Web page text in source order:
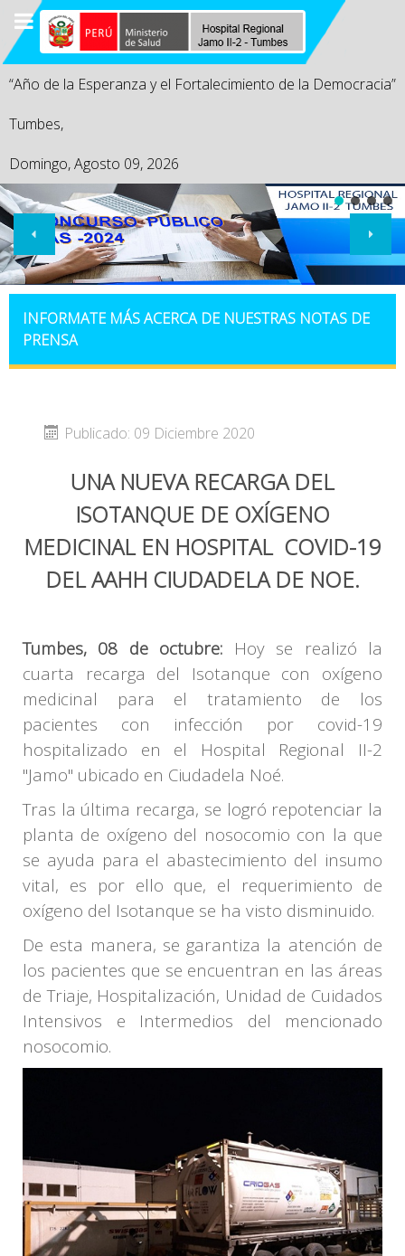
“Año de la Esperanza y el Fortalecimiento de la Democracia”
Tumbes,
Domingo, Agosto 09, 2026
INFORMATE MÁS ACERCA DE NUESTRAS NOTAS DE
PRENSA
Publicado: 09 Diciembre 2020
UNA NUEVA RECARGA DEL
ISOTANQUE DE OXÍGENO
MEDICINAL EN HOSPITAL COVID-19
DEL AAHH CIUDADELA DE NOE.
Tumbes, 08 de octubre: Hoy se realizó la
cuarta recarga del Isotanque con oxígeno
medicinal para el tratamiento de los
pacientes con infección por covid-19
hospitalizado en el Hospital Regional II-2
"Jamo" ubicado en Ciudadela Noé.
Tras la última recarga, se logró repotenciar la
planta de oxígeno del nosocomio con la que
se ayuda para el abastecimiento del insumo
vital, es por ello que, el requerimiento de
oxígeno del Isotanque se ha visto disminuido.
De esta manera, se garantiza la atención de
los pacientes que se encuentran en las áreas
de Triaje, Hospitalización, Unidad de Cuidados
Intensivos e Intermedios del mencionado
nosocomio.